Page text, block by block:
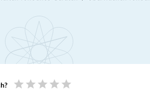
star star star star star